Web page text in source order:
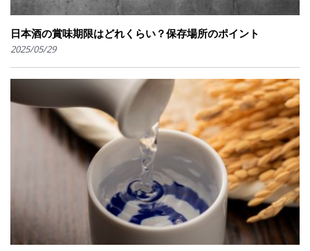
日本酒の賞味期限はどれくらい？保存場所のポイント
2025/05/29